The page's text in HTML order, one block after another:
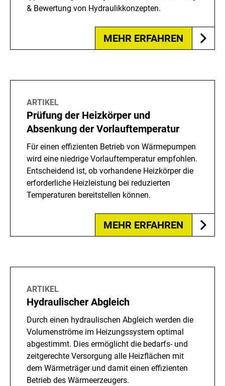
& Bewertung von Hydraulikkonzepten.
MEHR ERFAHREN
ARTIKEL
Prüfung der Heizkörper und
Absenkung der Vorlauftemperatur
Für einen effizienten Betrieb von Wärmepumpen
wird eine niedrige Vorlauftemperatur empfohlen.
Entscheidend ist, ob vorhandene Heizkörper die
erforderliche Heizleistung bei reduzierten
Temperaturen bereitstellen können.
MEHR ERFAHREN
ARTIKEL
Hydraulischer Abgleich
Durch einen hydraulischen Abgleich werden die
Volumenströme im Heizungssystem optimal
abgestimmt. Dies ermöglicht die bedarfs- und
zeitgerechte Versorgung alle Heizflächen mit
dem Wärmeträger und damit einen effizienten
Betrieb des Wärmeerzeugers.